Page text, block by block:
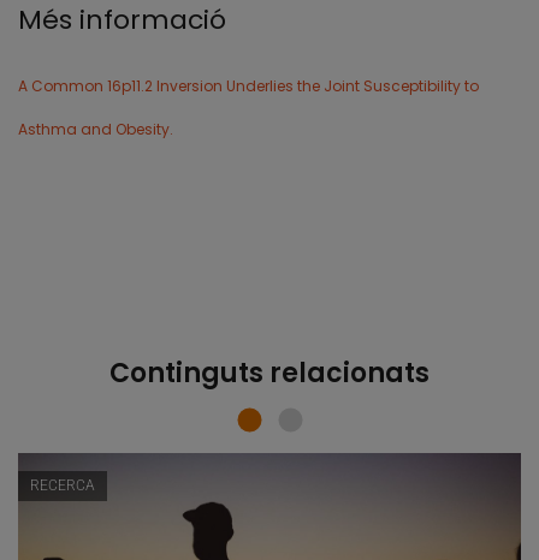
Més informació
A Common 16p11.2 Inversion Underlies the Joint Susceptibility to
Asthma and Obesity.
Continguts relacionats
RECERCA